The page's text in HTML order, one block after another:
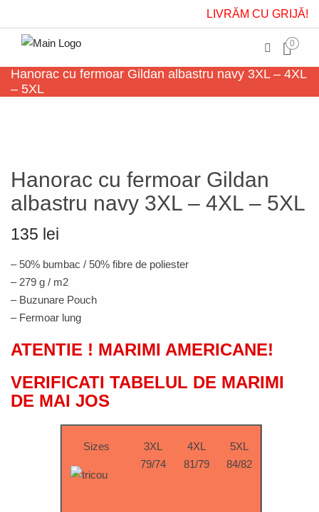
LIVRĂM CU GRIJĂ!
0
Hanorac cu fermoar Gildan albastru navy 3XL – 4XL
– 5XL
Hanorac cu fermoar Gildan
albastru navy 3XL – 4XL – 5XL
135 lei
– 50% bumbac / 50% fibre de poliester
– 279 g / m2
– Buzunare Pouch
– Fermoar lung
ATENTIE ! MARIMI AMERICANE!
VERIFICATI TABELUL DE MARIMI
DE MAI JOS
Sizes
3XL
79/74
4XL
81/79
5XL
84/82